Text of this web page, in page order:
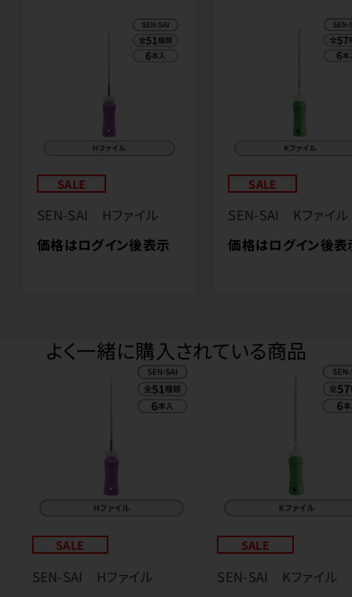
SALE
SEN-SAI Hファイル
価格はログイン後表示
SALE
SEN-SAI Kファイル
価格はログイン後表
よく一緒に購入されている商品
SALE
SEN-SAI Hファイル
SALE
SEN-SAI Kファイル